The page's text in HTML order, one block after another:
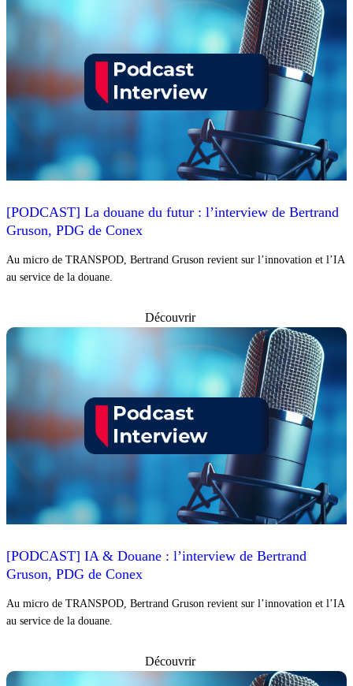
[PODCAST] La douane du futur : l’interview de Bertrand
Gruson, PDG de Conex
Au micro de TRANSPOD, Bertrand Gruson revient sur l’innovation et l’IA
au service de la douane.
Découvrir
[PODCAST] IA & Douane : l’interview de Bertrand
Gruson, PDG de Conex
Au micro de TRANSPOD, Bertrand Gruson revient sur l’innovation et l’IA
au service de la douane.
Découvrir